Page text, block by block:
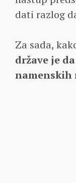
dati razlog
Za sada,
države je
namenskih